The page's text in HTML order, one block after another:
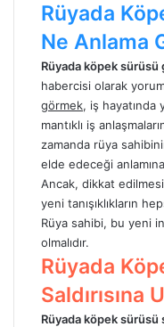
Rüyada
Ne Anlama
Rüyada köpek sürüsü
habercisi olarak
görmek, iş hayatında
mantıklı iş
zamanda rüya
elde edeceği
Ancak, dikkat
yeni tanışıklıkların
Rüya sahibi, bu yeni
olmalıdır.
Rüyada
Saldırısına
Rüyada köpeksürüsü